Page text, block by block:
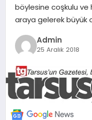
EĞITIM
İLETIŞIM
böylesine coşkulu ve
araya gelerek büyük
Admin
25 Aralık 2018